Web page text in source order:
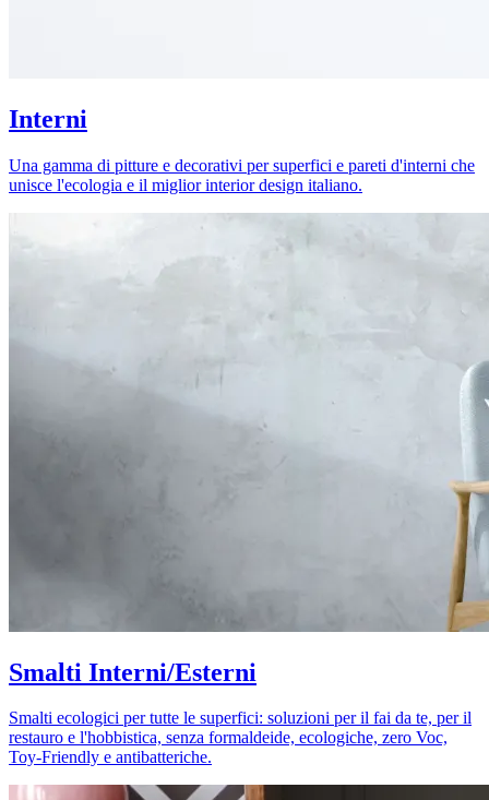
Interni
Una gamma di pitture e decorativi per superfici e pareti d'interni che
unisce l'ecologia e il miglior interior design italiano.
Smalti Interni/Esterni
Smalti ecologici per tutte le superfici: soluzioni per il fai da te, per il
restauro e l'hobbistica, senza formaldeide, ecologiche, zero Voc,
Toy-Friendly e antibatteriche.